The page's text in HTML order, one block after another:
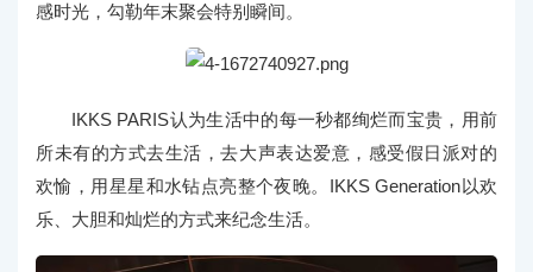
感时光，勾勒年末聚会特别瞬间。
IKKS PARIS认为生活中的每一秒都绚烂而宝贵，用前
所未有的方式去生活，去大声表达爱意，感受假日派对的
欢愉，用星星和水钻点亮整个夜晚。IKKS Generation以欢
乐、大胆和灿烂的方式来纪念生活。